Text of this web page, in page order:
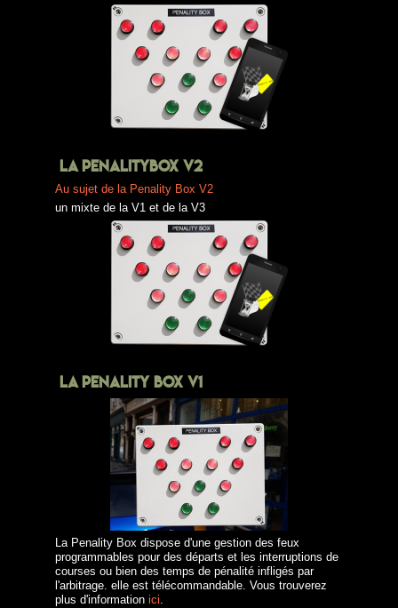
LA PENALITYBOX V2
Au sujet de la Penality Box V2
un mixte de la V1 et de la V3
LA PENALITY BOX V1
La Penality Box dispose d'une gestion des feux
programmables pour des départs et les interruptions de
courses ou bien des temps de pénalité infligés par
l'arbitrage. elle est télécommandable. Vous trouverez
plus d'information ici.